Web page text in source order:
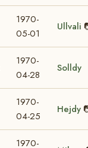
1970-
05-01
Ullvali
1970-
04-28
Solldy
1970-
04-25
Hejdy
1970-